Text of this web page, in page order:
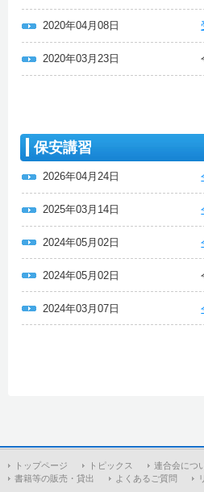
2020年04月08日
2020年03月23日
保安講習
2026年04月24日
2025年03月14日
2024年05月02日
2024年05月02日
2024年03月07日
トップページ トピックス 連合会につ
書籍等の販売・貸出
よくあるご質問